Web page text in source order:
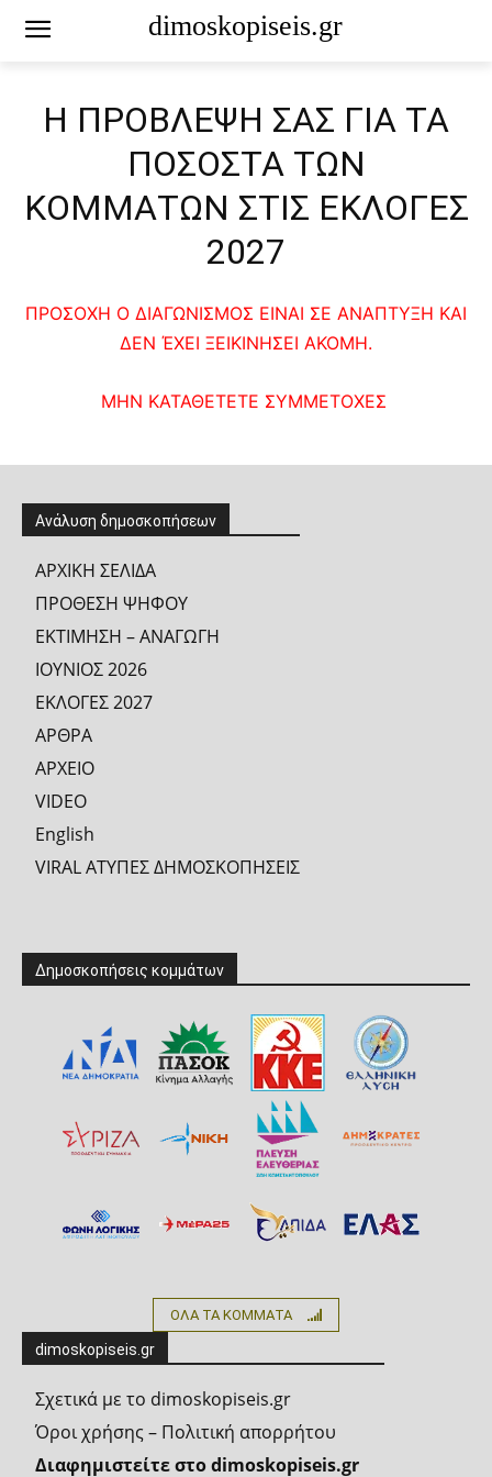
dimoskopiseis.gr
Η ΠΡΟΒΛΕΨΗ ΣΑΣ ΓΙΑ ΤΑ
ΠΟΣΟΣΤΑ ΤΩΝ
ΚΟΜΜΑΤΩΝ ΣΤΙΣ ΕΚΛΟΓΕΣ
2027
ΠΡΟΣΟΧΗ Ο ΔΙΑΓΩΝΙΣΜΟΣ ΕΙΝΑΙ ΣΕ ΑΝΑΠΤΥΞΗ ΚΑΙ
ΔΕΝ ΈΧΕΙ ΞΕΙΚΙΝΗΣΕΙ ΑΚΟΜΗ.
ΜΗΝ ΚΑΤΑΘΕΤΕΤΕ ΣΥΜΜΕΤΟΧΕΣ
Ανάλυση δημοσκοπήσεων
ΑΡΧΙΚΗ ΣΕΛΙΔΑ
ΠΡΟΘΕΣΗ ΨΗΦΟΥ
ΕΚΤΙΜΗΣΗ – ΑΝΑΓΩΓΗ
ΙΟΥΝΙΟΣ 2026
ΕΚΛΟΓΕΣ 2027
ΑΡΘΡΑ
ΑΡΧΕΙΟ
VIDEO
English
VIRAL ΑΤΥΠΕΣ ΔΗΜΟΣΚΟΠΗΣΕΙΣ
Δημοσκοπήσεις κομμάτων
ΟΛΑ ΤΑ ΚΟΜΜΑΤΑ
dimoskopiseis.gr
Σχετικά με το dimoskopiseis.gr
Όροι χρήσης – Πολιτική απορρήτου
Διαφημιστείτε στο dimoskopiseis.gr